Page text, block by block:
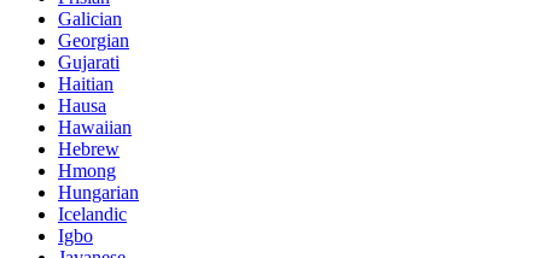
Galician
Georgian
Gujarati
Haitian
Hausa
Hawaiian
Hebrew
Hmong
Hungarian
Icelandic
Igbo